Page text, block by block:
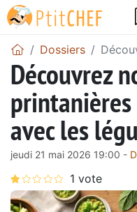
Dossiers
Découvrez
avec les
jeudi 21 mai 2026 19:00 -